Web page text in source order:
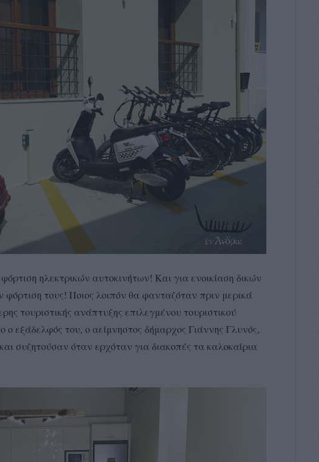
ηλεκτρικών αυτοκινήτων! Και για ενοικίαση δικών
τους! Ποιος λοιπόν θα φανταζόταν πριν μερικά
τουριστικής ανάπτυξης επιλεγμένου τουριστικού
εξάδελφός του, ο αείμνηστος δήμαρχος Γιάννης Γλυνός,
συζητούσαν όταν ερχόταν για διακοπές τα καλοκαίρια